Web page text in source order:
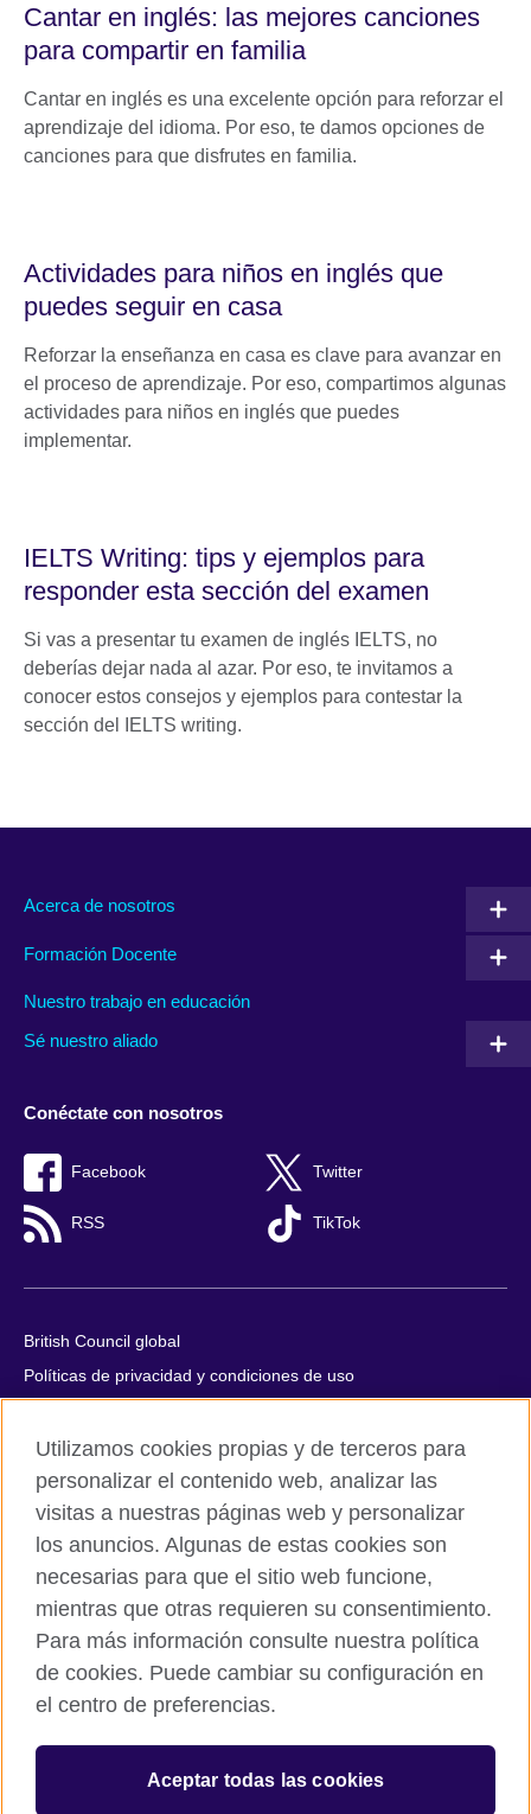
Cantar en inglés: las mejores canciones
para compartir en familia
Cantar en inglés es una excelente opción para reforzar el
aprendizaje del idioma. Por eso, te damos opciones de
canciones para que disfrutes en familia.
Actividades para niños en inglés que
puedes seguir en casa
Reforzar la enseñanza en casa es clave para avanzar en
el proceso de aprendizaje. Por eso, compartimos algunas
actividades para niños en inglés que puedes
implementar.
IELTS Writing: tips y ejemplos para
responder esta sección del examen
Si vas a presentar tu examen de inglés IELTS, no
deberías dejar nada al azar. Por eso, te invitamos a
conocer estos consejos y ejemplos para contestar la
sección del IELTS writing.
Acerca de nosotros
Formación Docente
Nuestro trabajo en educación
Sé nuestro aliado
Conéctate con nosotros
Facebook Twitter
RSS TikTok
British Council global
Políticas de privacidad y condiciones de uso
Cookies
Quejas y comentarios
Mapa del sitio
© 2026 British Council
All cultural activities in Mexico are carried out by British Council
Asociados A.C., a not-for-profit entity established to undertake
cultural activities, including the promotion and diffusion of British
culture in Mexico, the fostering of cultural relations and mutual
understanding, the promotion of the English language, and the
forms of cooperation between the United Kingdom and Mexico.
The United Kingdom’s international organisation for cultural
Utilizamos cookies propias y de terceros para
personalizar el contenido web, analizar las
visitas a nuestras páginas web y personalizar
los anuncios. Algunas de estas cookies son
necesarias para que el sitio web funcione,
mientras que otras requieren su consentimiento.
Para más información consulte nuestra política
de cookies. Puede cambiar su configuración en
el centro de preferencias.
Aceptar todas las cookies